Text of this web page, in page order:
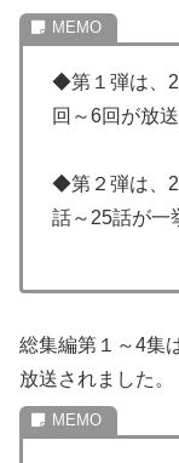
◆第１弾は、
回～6回が放送
◆第２弾は、
話～25話が一
総集編第１～4集
放送されました。